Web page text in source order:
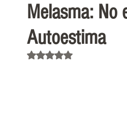
Melasma: No
Autoestima
Obtuvo NaN de 5